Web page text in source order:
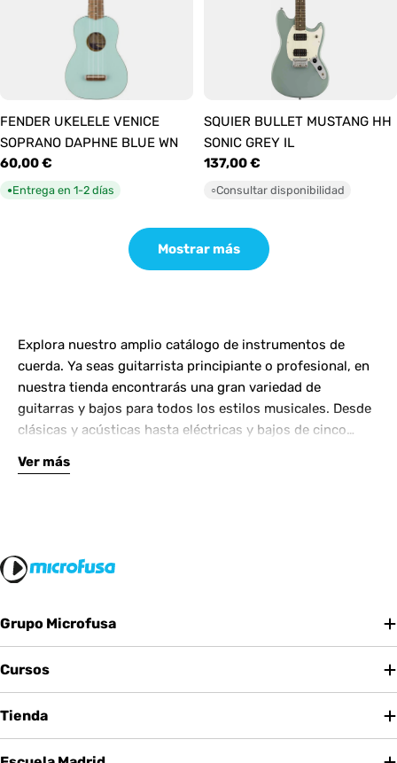
FENDER UKELELE VENICE
SOPRANO DAPHNE BLUE WN
Precio
habitual
60,00 €
●Entrega en 1-2 días
SQUIER BULLET MUSTANG HH
SONIC GREY IL
Precio
habitual
137,00 €
○Consultar disponibilidad
Mostrar más
Explora nuestro amplio catálogo de instrumentos de
cuerda. Ya seas guitarrista principiante o profesional, en
nuestra tienda encontrarás una gran variedad de
guitarras y bajos para todos los estilos musicales. Desde
clásicas y acústicas hasta eléctricas y bajos de cinco
Complementa tu instrumento con amplificadores de
Ver más
Grupo Microfusa
Cursos
Tienda